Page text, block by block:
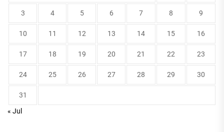
3 4 5 6 7 8 9
10 11 12 13 14 15 16
17 18 19 20 21 22 23
24 25 26 27 28 29 30
31
« Jul